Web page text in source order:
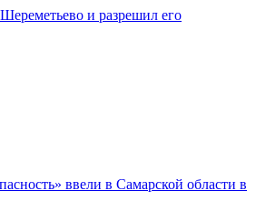
и разрешил его
ввели в Самарской области в